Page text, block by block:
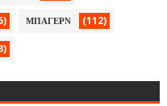
ΜΠΑΓΕΡΝ (112)